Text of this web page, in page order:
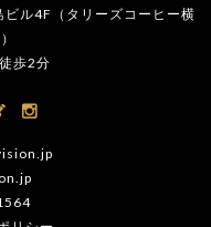
ル4F（タリーズコーヒー横
歩2分
